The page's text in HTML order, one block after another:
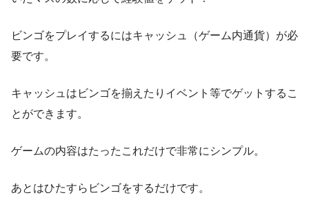
ビンゴをプレイするにはキャッシュ（ゲーム内通貨）が必
要です。
キャッシュはビンゴを揃えたりイベント等でゲットするこ
とができます。
ゲームの内容はたったこれだけで非常にシンプル。
あとはひたすらビンゴをするだけです。